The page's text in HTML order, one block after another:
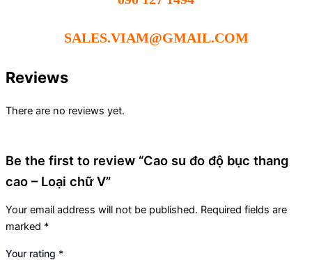
SALES.VIAM@GMAIL.COM
Reviews
There are no reviews yet.
Be the first to review “Cao su đo độ bục thang
cao – Loại chữ V”
Your email address will not be published. Required fields are
marked *
Your rating *